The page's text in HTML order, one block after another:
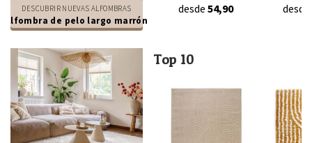
DESCUBRIR NUEVAS ALFOMBRAS
Alfombra de pelo largo marrón
desde 54,90 desde
Top 10